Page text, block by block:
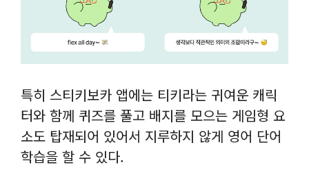
특히 스티키보카 앱에는 티키라는 귀여운 캐릭
터와 함께 퀴즈를 풀고 배지를 모으는 게임형 요
소도 탑재되어 있어서 지루하지 않게 영어 단어
학습을 할 수 있다.